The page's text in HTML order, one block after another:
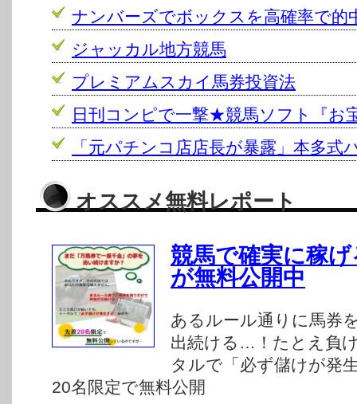
ナンバーズでボックスを高確率で的
ジャッカル地方競馬
プレミアムスカイ馬券投資法
日刊コンピで一撃★競馬ソフト『お
「元パチンコ店店長が暴露」本多式
オススメ無料レポート
競馬で確実に稼
が無料公開中
あるルール通りに馬券
出続ける…！たとえ負
タルで「必ず儲けが発
20名限定で無料公開